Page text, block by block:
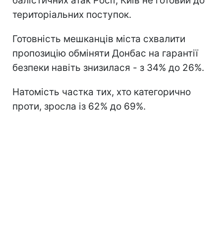
територіальних поступок.
Готовність мешканців міста схвалити
пропозицію обміняти Донбас на гарантії
безпеки навіть знизилася - з 34% до 26%.
Натомість частка тих, хто категорично
проти, зросла із 62% до 69%.